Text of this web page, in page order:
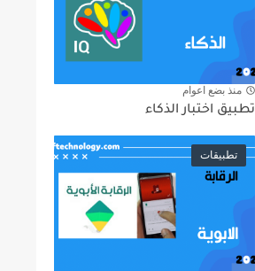
منذ بضع اعوام
تطبيق اختبار الذكاء
تطبيقات